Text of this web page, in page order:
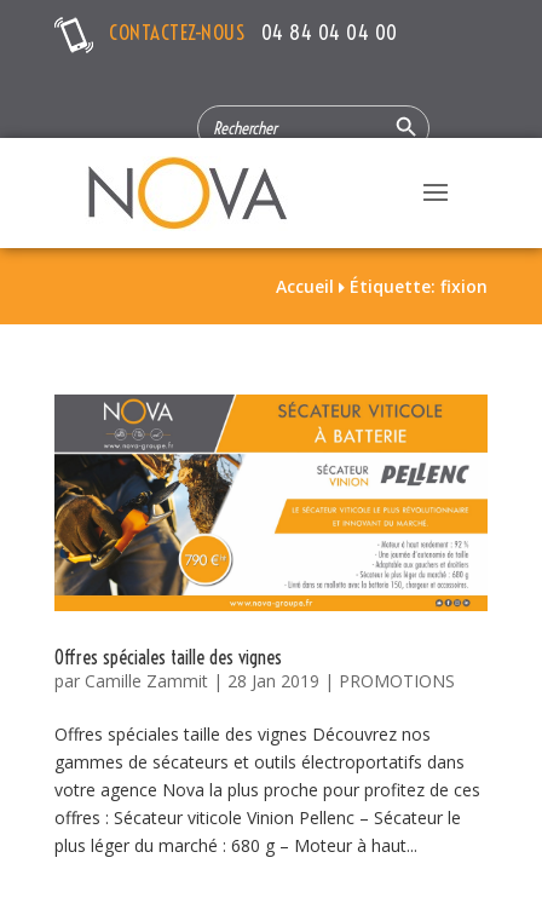
CONTACTEZ-NOUS 04 84 04 04 00
SEARCH
FOR:
Search Button
Accueil  Étiquette: fixion
Offres spéciales taille des vignes
par Camille Zammit| 28 Jan 2019 | PROMOTIONS
Offres spéciales taille des vignes Découvrez nos
gammes de sécateurs et outils électroportatifs dans
votre agence Nova la plus proche pour profitez de ces
offres : Sécateur viticole Vinion Pellenc – Sécateur le
plus léger du marché : 680 g – Moteur à haut...